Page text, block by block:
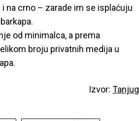
na crno – zarade im se isplaćuju
od minimalca, a prema
broju privatnih medija u
Izvor:Tanjug